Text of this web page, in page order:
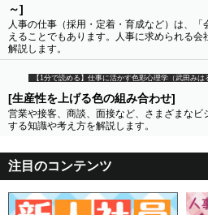
～]
人事の仕事（採用・定着・育成など）は、
えることでもあります。人事に求められる
解説します。
【1分で読める】仕事に活かす色彩心理学（武田みは
[生産性を上げる色の組み合わせ]
営業や接客、商談、面接など、さまざまな
する知識や考え方を解説します。
注目のコンテンツ